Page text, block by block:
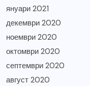
януари 2021
декември 2020
ноември 2020
октомври 2020
септември 2020
август 2020